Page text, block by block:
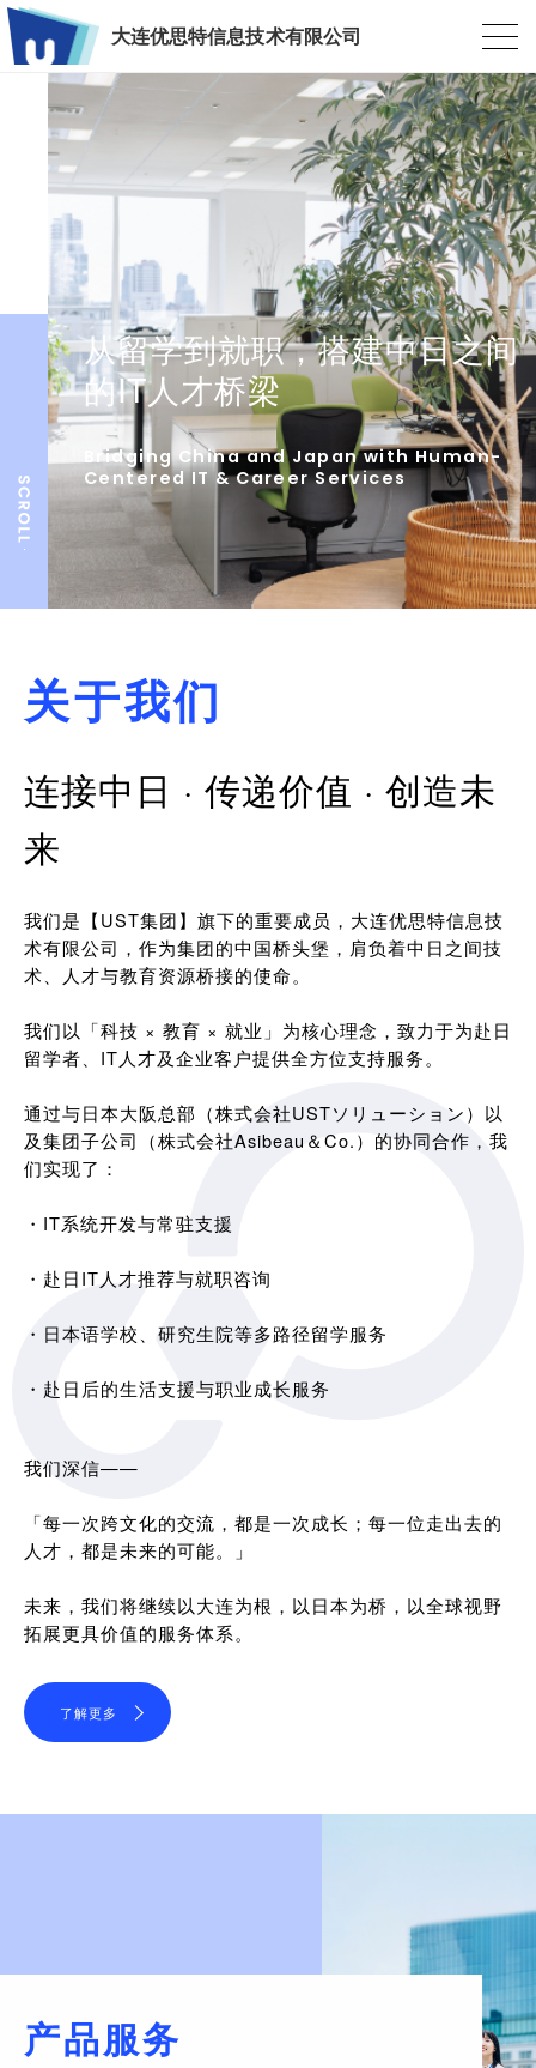
大连优思特信息技术有限公司
从留学到就职，搭建中日之间
的IT人才桥梁
Bridging China and Japan with Human-
Centered IT & Career Services
关于我们
连接中日 · 传递价值 · 创造未
来
我们是【UST集团】旗下的重要成员，大连优思特信息技
术有限公司，作为集团的中国桥头堡，肩负着中日之间技
术、人才与教育资源桥接的使命。
我们以「科技 × 教育 × 就业」为核心理念，致力于为赴日
留学者、IT人才及企业客户提供全方位支持服务。
通过与日本大阪总部（株式会社USTソリューション）以
及集团子公司（株式会社Asibeau＆Co.）的协同合作，我
们实现了：
・IT系统开发与常驻支援
・赴日IT人才推荐与就职咨询
・日本语学校、研究生院等多路径留学服务
・赴日后的生活支援与职业成长服务
我们深信——
「每一次跨文化的交流，都是一次成长；每一位走出去的
人才，都是未来的可能。」
未来，我们将继续以大连为根，以日本为桥，以全球视野
拓展更具价值的服务体系。
了解更多
产品服务